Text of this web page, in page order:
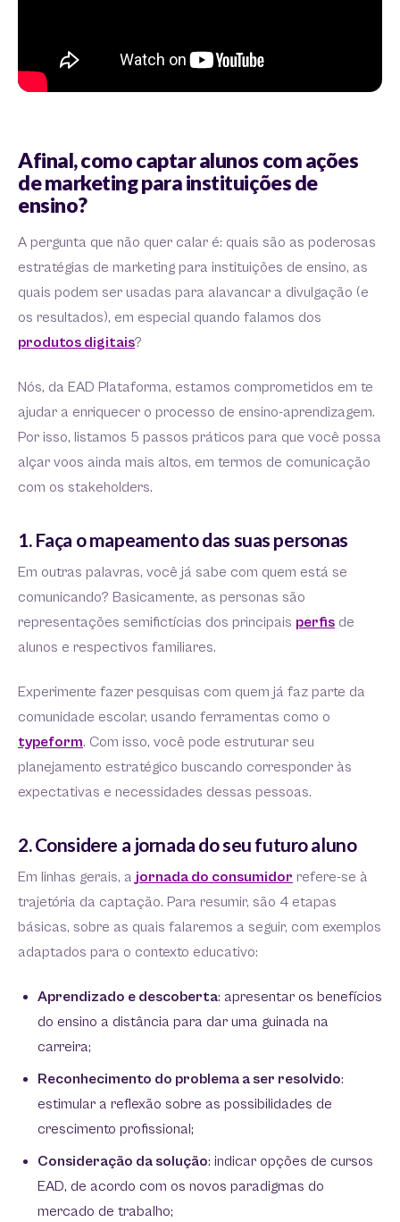
Afinal, como captar alunos com ações
de marketing para instituições de
ensino?
A pergunta que não quer calar é: quais são as poderosas
estratégias de marketing para instituições de ensino, as
quais podem ser usadas para alavancar a divulgação (e
os resultados), em especial quando falamos dos
produtos digitais?
Nós, da EAD Plataforma, estamos comprometidos em te
ajudar a enriquecer o processo de ensino-aprendizagem.
Por isso, listamos 5 passos práticos para que você possa
alçar voos ainda mais altos, em termos de comunicação
com os stakeholders.
1. Faça o mapeamento das suas personas
Em outras palavras, você já sabe com quem está se
comunicando? Basicamente, as personas são
representações semifictícias dos principais perfis de
alunos e respectivos familiares.
Experimente fazer pesquisas com quem já faz parte da
comunidade escolar, usando ferramentas como o
typeform. Com isso, você pode estruturar seu
planejamento estratégico buscando corresponder às
expectativas e necessidades dessas pessoas.
2. Considere a jornada do seu futuro aluno
Em linhas gerais, ajornada do consumidor refere-se à
trajetória da captação. Para resumir, são 4 etapas
básicas, sobre as quais falaremos a seguir, com exemplos
adaptados para o contexto educativo:
Aprendizado e descoberta: apresentar os benefícios
do ensino a distância para dar uma guinada na
carreira;
Reconhecimento do problema a ser resolvido:
estimular a reflexão sobre as possibilidades de
crescimento profissional;
Consideração da solução: indicar opções de cursos
EAD, de acordo com os novos paradigmas do
mercado de trabalho;